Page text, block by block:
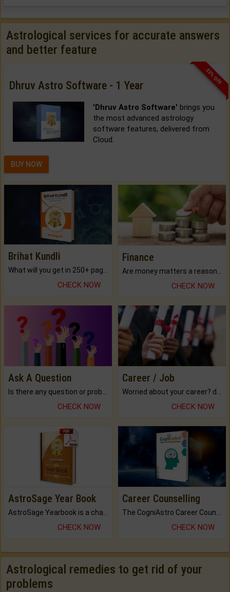
Astrological services for accurate answers
and better feature
33% OFF
Dhruv Astro Software - 1 Year
'Dhruv Astro Software' brings you
the most advanced astrology
software features, delivered from
Cloud.
BUY NOW
Brihat Kundli
CHECK NOW
Finance
CHECK NOW
Ask A Question
CHECK NOW
Career / Job
CHECK NOW
AstroSage Year Book
AstroSage Yearbook is a channel to fulfill your dreams and destiny.
CHECK NOW
Career Counselling
The CogniAstro Career Counselling Report is the most comprehensive report available on this topic.
CHECK NOW
Astrological remedies to get rid of your
problems